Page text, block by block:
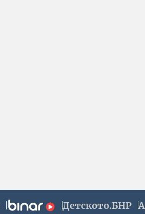
Детското.БНР